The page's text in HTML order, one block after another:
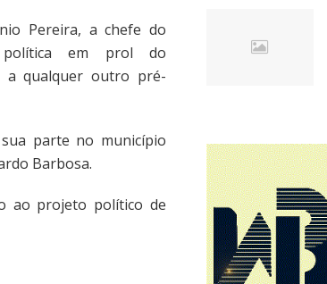
Pereira, a chefe do
política em prol do
a qualquer outro pré-
parte no município
Barbosa.
ao projeto político de